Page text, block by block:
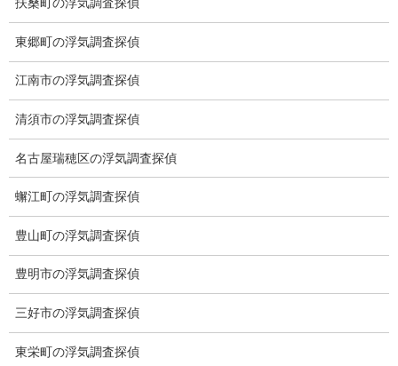
ご挨拶
システム
クーリング・オフ
当社のこだわり
契約後の安心と信頼
顧問弁護士のご案内
委任契約
東郷町の浮気調査探偵
江南市の浮気調査探偵
清須市の浮気調査探偵
名古屋瑞穂区の浮気調査探偵
蠏江町の浮気調査探偵
豊山町の浮気調査探偵
豊明市の浮気調査探偵
三好市の浮気調査探偵
東栄町の浮気調査探偵